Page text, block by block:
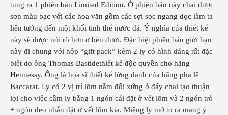
tung ra 1 phiên bản Limited Edition. Ở phiên bản này chai được
sơn màu bạc với các hoa văn gồm các sợi sọc ngang dọc làm ta
liên tưởng đến một khối tinh thể nước đá. Ý nghĩa của thiết kế
này sẽ được nói rõ hơn ở bên dưới. Đặc biệt phiên bản giới hạn
này đi chung với hộp “gift pack” kèm 2 ly có hình dáng rất đặc
biệt do ông Thomas Bastidethiết kế độc quyền cho hãng
Hennessy. Ông là họa sĩ thiết kế lừng danh của hãng pha lê
Baccarat. Ly có 2 vị trí lõm nằm đối xứng ở đáy chai tạo thuận
lợi cho việc cầm ly bằng 1 ngón cái đặt ở vết lõm và 2 ngón trỏ
+ ngón đeo nhẫn đặt ở vết lõm kia. Miệng ly mở to ra mang ý